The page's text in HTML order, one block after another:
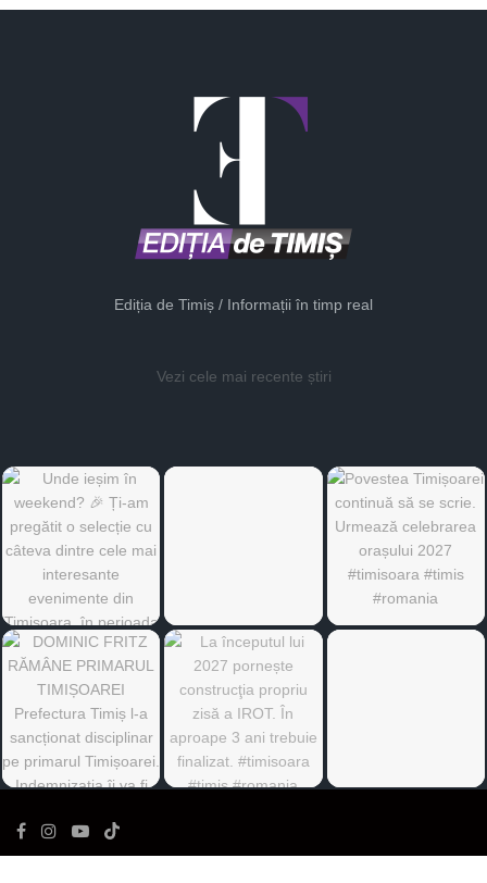
Ediția de Timiș / Informații în timp real
Vezi cele mai recente știri